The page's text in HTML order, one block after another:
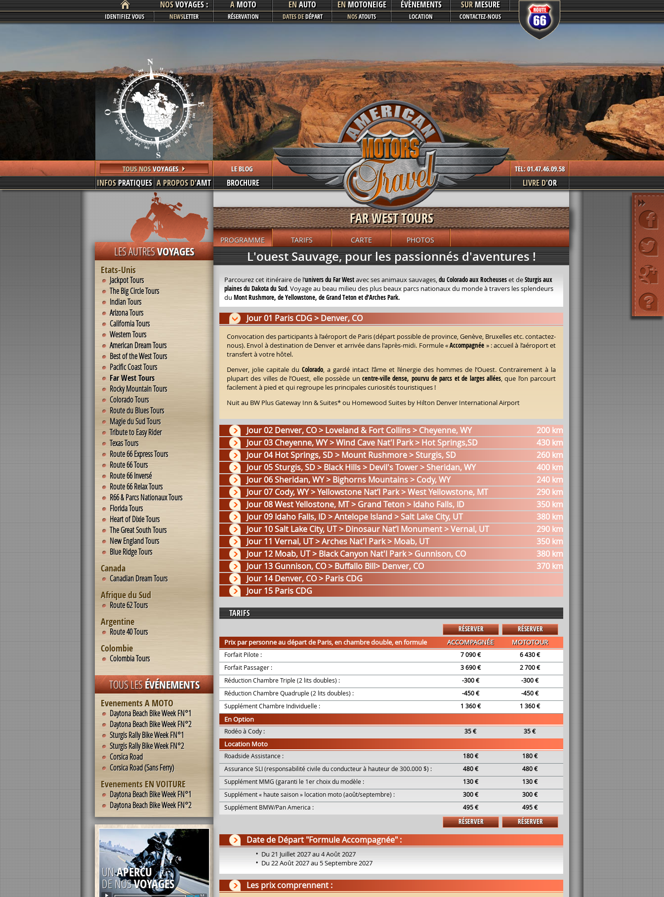
NOSVOYAGES : AMOTO ENAUTO ENMOTONEIGE ÉVÈNEMENTS SURMESURE
IDENTIFIEZ VOUS NEWSLETTER RÉSERVATION DATES DEDÉPART NOSATOUTS LOCATION CONTACTEZ-NOUS
TOUS NOSVOYAGES LE BLOG TEL: 01.47.46.09.58
INFOSPRATIQUES A PROPOS D'AMT BROCHURE LIVRE D'OR
LES AUTRESVOYAGES
Etats-Unis
Jackpot Tours
The Big Circle Tours
Indian Tours
Arizona Tours
California Tours
Western Tours
American Dream Tours
Best of the West Tours
Pacific Coast Tours
Far West Tours
Rocky Mountain Tours
Colorado Tours
Route du Blues Tours
Magie du Sud Tours
Tribute to Easy Rider
Texas Tours
Route 66 Express Tours
Route 66 Tours
Route 66 Inversé
Route 66 Relax Tours
R66 & Parcs Nationaux Tours
Florida Tours
Heart of Dixie Tours
The Great South Tours
New England Tours
Blue Ridge Tours
Canada
Canadian Dream Tours
Afrique du Sud
Route 62 Tours
Argentine
Route 40 Tours
Colombie
Colombia Tours
TOUS LESÉVÉNEMENTS
Evenements A MOTO
Daytona Beach Bike Week FN°1
Daytona Beach Bike Week FN°2
Sturgis Rally Bike Week FN°1
Sturgis Rally Bike Week FN°2
Corsica Road
Corsica Road (Sans Ferry)
Evenements EN VOITURE
Daytona Beach Bike Week FN°1
Daytona Beach Bike Week FN°2
UNAPERCU
DE NOSVOYAGES
FAR WEST TOURS
PROGRAMME TARIFS CARTE PHOTOS
L'ouest Sauvage, pour les passionnés d'aventures !
Parcourez cet itinéraire de l’univers du Far Westavec ses animaux sauvages,du Colorado aux Rocheuseset deSturgis aux
plaines du Dakota du Sud. Voyage au beau milieu des plus beaux parcs nationaux du monde à travers les splendeurs
du Mont Rushmore, de Yellowstone, de Grand Teton et d’Arches Park.
Jour 01 Paris CDG > Denver, CO
Convocation des participants à l’aéroport de Paris (départ possible de province, Genève, Bruxelles etc. contactez-
nous). Envol à destination de Denver et arrivée dans l'après-midi. Formule «Accompagnée » : accueil à l’aéroport et
transfert à votre hôtel.
Denver, jolie capitale du Colorado, a gardé intact l’âme et l’énergie des hommes de l’Ouest. Contrairement à la
plupart des villes de l’Ouest, elle possède un centre-ville dense, pourvu de parcs et de larges allées, que l’on parcourt
facilement à pied et qui regroupe les principales curiosités touristiques !
Nuit au BW Plus Gateway Inn & Suites* ou Homewood Suites by Hilton Denver International Airport
Jour 02 Denver, CO > Loveland & Fort Collins > Cheyenne, WY
200 km
Jour 03 Cheyenne, WY > Wind Cave Nat'l Park > Hot Springs,SD
430 km
Jour 04 Hot Springs, SD > Mount Rushmore > Sturgis, SD
260 km
Jour 05 Sturgis, SD > Black Hills > Devil's Tower > Sheridan, WY
400 km
Jour 06 Sheridan, WY > Bighorns Mountains > Cody, WY
240 km
Jour 07 Cody, WY > Yellowstone Nat’l Park > West Yellowstone, MT
290 km
Jour 08 West Yellostone, MT > Grand Teton > Idaho Falls, ID
350 km
Jour 09 Idaho Falls, ID > Antelope Island > Salt Lake City, UT
380 km
Jour 10 Salt Lake City, UT > Dinosaur Nat’l Monument > Vernal, UT
290 km
Jour 11 Vernal, UT > Arches Nat'l Park > Moab, UT
350 km
Jour 12 Moab, UT > Black Canyon Nat'l Park > Gunnison, CO
380 km
Jour 13 Gunnison, CO > Buffallo Bill> Denver, CO
370 km
Jour 14 Denver, CO > Paris CDG
Jour 15 Paris CDG
TARIFS
RÉSERVER
RÉSERVER
Prix par personne au départ de Paris, en chambre double, en formule
ACCOMPAGNÉE MOTOTOUR
Forfait Pilote : 7 090 €
6 430 €
Forfait Passager :
3 690 €
2 700 €
Réduction Chambre Triple (2 lits doubles) :
-300 €
-300 €
Réduction Chambre Quadruple (2 lits doubles) :
-450 €
-450 €
Supplément Chambre Individuelle :
1 360 € 1 360 €
En Option
Rodéo à Cody : 35 € 35 €
Location Moto
Roadside Assistance : 180 €
180 €
Assurance SLI (responsabilité civile du conducteur à hauteur de 300.000 $) :
480 €
480 €
Supplément MMG (garanti le 1er choix du modèle :
130 €
130 €
Supplément « haute saison » location moto (août/septembre) :
300 €
300 €
Supplément BMW/Pan America :
495 € 495 €
RÉSERVER RÉSERVER
Date de Départ "Formule Accompagnée" :
Du 21 Juillet 2027 au 4 Août 2027
Du 22 Août 2027 au 5 Septembre 2027
Les prix comprennent :